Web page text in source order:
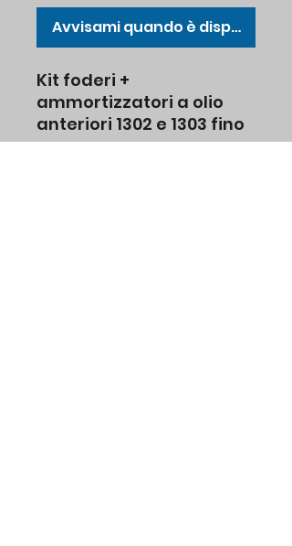
Avvisami quando è disponibile
Kit foderi +
ammortizzatori a olio
anteriori 1302 e 1303 fino
al 7.1973